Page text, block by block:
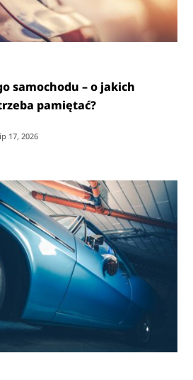
samochodu – o jakich
pamiętać?
17, 2026